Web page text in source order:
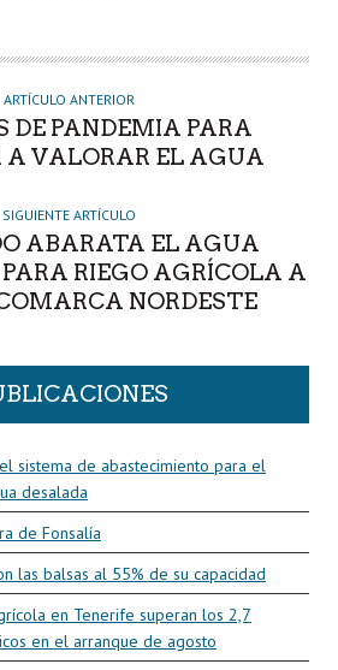
ARTÍCULO ANTERIOR
DE PANDEMIA PARA
A VALORAR EL AGUA
SIGUIENTE ARTÍCULO
ABARATA EL AGUA
RIEGO AGRÍCOLA A
NORDESTE
sistema de abastecimiento para el
desalada
de Fonsalía
las balsas al 55% de su capacidad
en Tenerife superan los 2,7
en el arranque de agosto